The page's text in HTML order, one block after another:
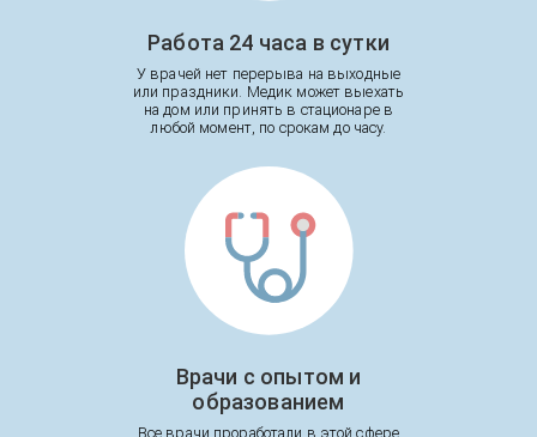
Работа 24 часа в сутки
У врачей нет перерыва на выходные
или праздники. Медик может выехать
на дом или принять в стационаре в
любой момент, по срокам до часу.
Врачи с опытом и
образованием
Все врачи проработали в этой сфере